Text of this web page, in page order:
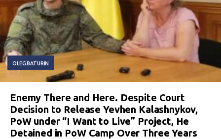
OLEG BATURIN
Enemy There and Here. Despite Court
Decision to Release Yevhen Kalashnykov,
PoW under “I Want to Live” Project, He
Detained in PoW Camp Over Three Years